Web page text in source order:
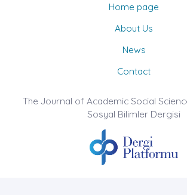
Home page
About Us
News
Contact
The Journal of Academic Social
Sosyal Bilimler Dergisi